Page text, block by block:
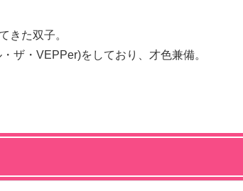
きた双子。
ザ・VEPPer)をしており、才色兼備。